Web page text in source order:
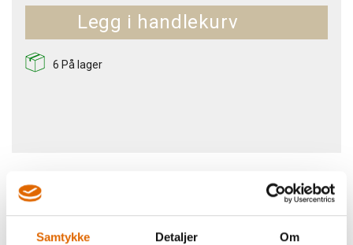
Samtykke Detaljer Om
6 På lager